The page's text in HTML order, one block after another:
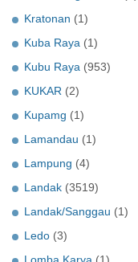
Kratonan (1)
Kuba Raya (1)
Kubu Raya (953)
KUKAR (2)
Kupamg (1)
Lamandau (1)
Lampung (4)
Landak (3519)
Landak/Sanggau (1)
Ledo (3)